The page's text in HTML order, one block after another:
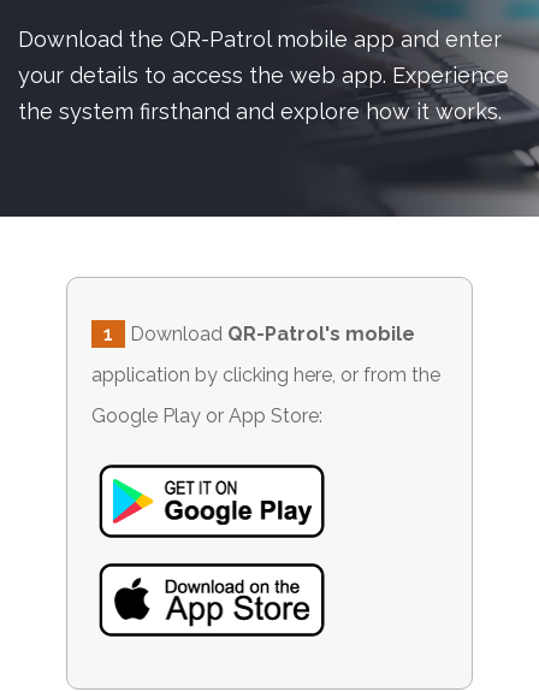
Download the QR-Patrol mobile app and enter
your details to access the web app. Experience
the system firsthand and explore how it works.
1 Download QR-Patrol's mobile
application by clicking here, or from the
Google Play or App Store: